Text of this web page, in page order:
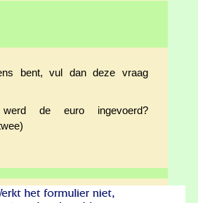
bent, vul dan deze vraag
de euro ingevoerd?